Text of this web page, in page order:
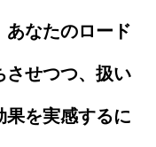
あなたのロード
させつつ、扱い
果を実感するに